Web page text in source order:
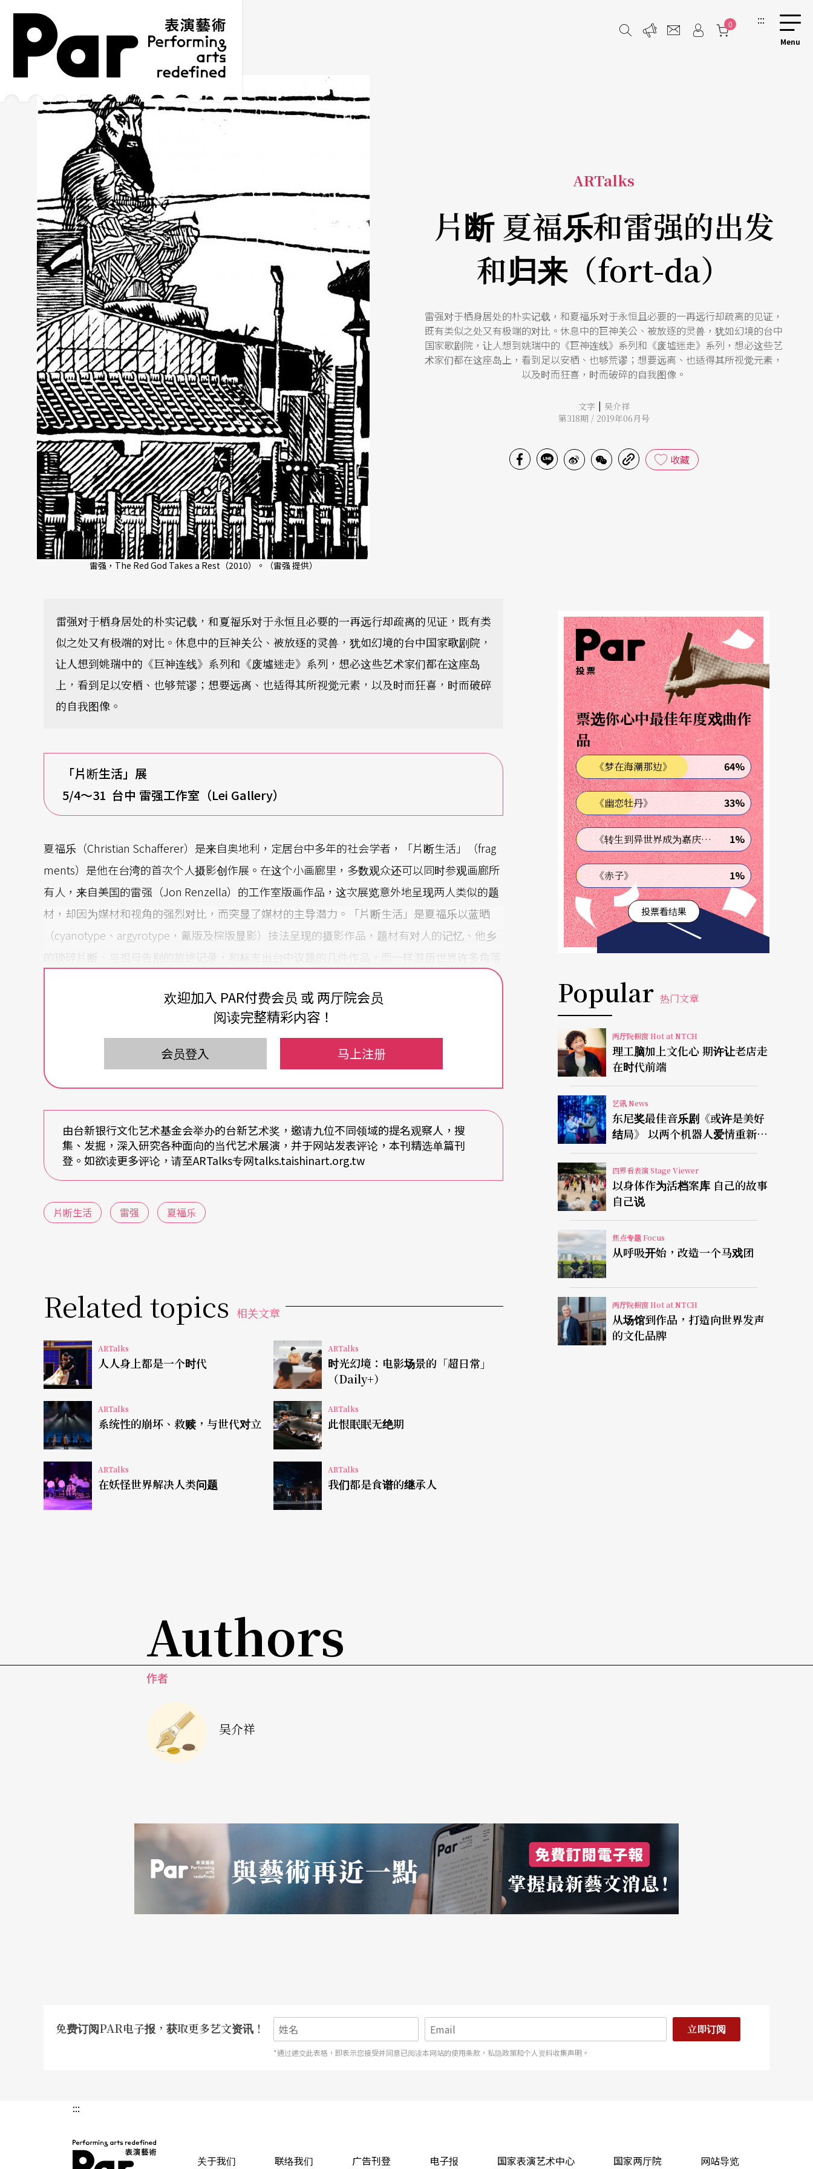
跳到主要内容区块
网站导览
0 :::
雷强，The Red God Takes a Rest（2010）。（雷强 提供）
ARTalks
片断 夏福乐和雷强的出发
和归来（fort-da）
雷强对于栖身居处的朴实记载，和夏福乐对于永恒且必要的一再远行却疏离的见证，
既有类似之处又有极端的对比。休息中的巨神关公、被放逐的灵兽，犹如幻境的台中
国家歌剧院，让人想到姚瑞中的《巨神连线》系列和《废墟迷走》系列，想必这些艺
术家们都在这座岛上，看到足以安栖、也够荒谬；想要远离、也适得其所视觉元素，
以及时而狂喜，时而破碎的自我图像。
文字 | 吴介祥
第318期 / 2019年06月号
收藏
雷强对于栖身居处的朴实记载，和夏福乐对于永恒且必要的一再远行却疏离的见证，既有类
似之处又有极端的对比。休息中的巨神关公、被放逐的灵兽，犹如幻境的台中国家歌剧院，
让人想到姚瑞中的《巨神连线》系列和《废墟迷走》系列，想必这些艺术家们都在这座岛
上，看到足以安栖、也够荒谬；想要远离、也适得其所视觉元素，以及时而狂喜，时而破碎
的自我图像。
「片断生活」展
5/4～31 台中 雷强工作室（Lei Gallery）
夏福乐（Christian Schafferer）是来自奥地利，定居台中多年的社会学者，「片断生活」（frag
ments）是他在台湾的首次个人摄影创作展。在这个小画廊里，多数观众还可以同时参观画廊所
有人，来自美国的雷强（Jon Renzella）的工作室版画作品，这次展览意外地呈现两人类似的题
材，却因为媒材和视角的强烈对比，而突显了媒材的主导潜力。「片断生活」是夏福乐以蓝晒
（cyanotype、argyrotype，氰版及棕版显影）技法呈现的摄影作品，题材有对人的记忆、他乡
的琐碎片断、与祖母告别的旅途记录，和标志出台中议题的几件作品。而一样游历世界许多角落
的雷强，也为他足迹所到之处做了多件图像记录，以及一件全览台中都会印象的木刻版画。蓝晒
和木刻版画在当今的日志手机化的时代，特别因为显得不合时宜而更有某种宣言意味。雷强移居
台湾（2008~）以来的作品，常常注记了关于迁移、抵家的讯息（除了个人动机外也有对于美国
和为数不少的台中角落。
西方木刻技法最早用于木框装饰，发展成为木版画已是十五世纪了，而推论最早的木刻技术可能
是西元九世纪在印度的经书印制。欧洲在十六世纪，随著政治和宗教的动荡，除了信仰图像的复
制，经文、旅游所需的地图和见闻报导的印刷量大有扩充。而在东方，木刻版画的日本浮世绘有
很大比例的作品是旅游景色，特别如哥川广重（Utagawa Hiroshige）和葛饰北斋（Katsushika H
okusai）的风景题材，然而浮世绘的旅景生产，却在照相技术进入日本时受到很大的挑战。日本
的因应，但对创作者来说，版画不是最适合旅行需求的技法。尽管笨重，雷强常常是带著小木板
出门，直接在板上素描，这种方式比十九世纪驾马车载著巨大相机，做行旅记录的技术还更原
始。以木刻版画记录城乡景象，大概是最以身体觉察来记录世界足迹的方式，木刻单色的非黑即
白，对雷强来说是对二元结构的执著，也是他的世界观的浓缩。因为接近的技术，雷强同时也是
的选择。
雷强的选材和视角，是个人的但也是说明性的、铺陈的，作品
中街景的拼接，远方还有农田农舍，我们对这些形象再熟悉不过了，招牌虽然没有真的文字，但
我们对店家的辨识呼之欲出。路边办丧事的围棚、在大街旁烧纸钱的店家、在屋顶上的烤肉活
「在伊斯坦堡，从屋顶向外望去博斯普鲁斯海峡，此水道被视为分开欧洲和亚洲。注视著博斯普
鲁斯海峡，感觉坐在我的过去，欧洲这边，望向我的现在，亚洲。」对艺术家来说，身体移动和
自己在世界的路径，都是可以收揽在视野之内，并且用铭刻般的技术内化在记忆之中。
欢迎加入 PAR付费会员 或 两厅院会员
阅读完整精彩内容！
会员登入 马上注册
由台新银行文化艺术基金会举办的台新艺术奖，邀请九位不同领域的提名观察人，搜
集、发掘，深入研究各种面向的当代艺术展演，并于网站发表评论，本刊精选单篇刊
登。如欲读更多评论，请至ARTalks专网talks.taishinart.org.tw
片断生活 雷强 夏福乐
Related topics 相关文章
ARTalks
人人身上都是一个时代
ARTalks
时光幻境：电影场景的「超日常」
（Daily+）
ARTalks
系统性的崩坏、救赎，与世代对立
ARTalks
此恨眠眠无绝期
ARTalks
在妖怪世界解决人类问题
ARTalks
我们都是食谱的继承人
投票
票选你心中最佳年度戏曲作
品
《梦在海潮那边》 64%
《幽恋牡丹》 33%
《转生到异世界成为嘉庆君—发现我的祖先是诈骗集团!?》 1%
《赤子》 1%
投票看结果
Popular 热门文章
两厅院橱窗 Hot at NTCH
理工脑加上文化心 期许让老店走
在时代前端
艺讯 News
东尼奖最佳音乐剧《或许是美好
结局》 以两个机器人爱情重新凝
视有限人生
四界看表演 Stage Viewer
以身体作为活档案库 自己的故事
自己说
焦点专题 Focus
从呼吸开始，改造一个马戏团
两厅院橱窗 Hot at NTCH
从场馆到作品，打造向世界发声
的文化品牌
Authors
作者
吴介祥
免费订阅PAR电子报，获取更多艺文资讯！ 立即订阅
*通过递交此表格，即表示您接受并同意已阅读本网站的使用条款，私隐政策和个人资料收集声明。
:::
关于我们 联络我们 广告刊登 电子报 国家表演艺术中心 国家两厅院 网站导览